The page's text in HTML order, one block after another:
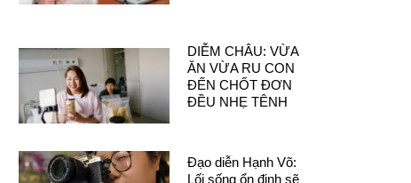
DIỄM CHÂU: VỪA
ĂN VỪA RU CON
ĐẾN CHỐT ĐƠN
ĐỀU NHẸ TÊNH
Đạo diễn Hạnh Võ:
Lối sống ổn định sẽ